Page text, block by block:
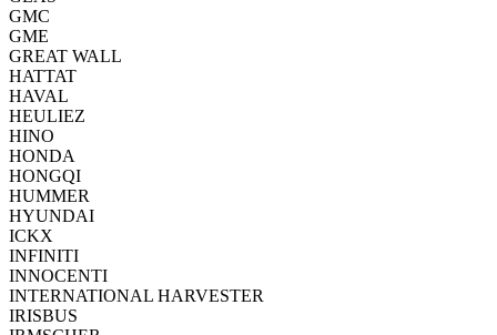
GMC
GME
GREAT WALL
HATTAT
HAVAL
HEULIEZ
HINO
HONDA
HONGQI
HUMMER
HYUNDAI
ICKX
INFINITI
INNOCENTI
INTERNATIONAL HARVESTER
IRISBUS